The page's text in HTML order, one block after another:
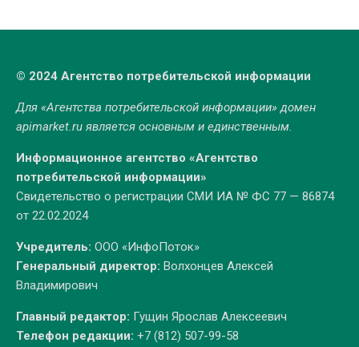
© 2024 Агентство потребительской информации
Для «Агентства потребительской информации» домен
apimarket.ruявляется основным и единственным.
Информационное агентство «Агентство
потребительской информации»
Свидетельство о регистрации СМИ ИА № ФС 77 — 86874
от 22.02.2024
Учредитель: ООО «ИнфоПоток»
Генеральный директор: Волхонцев Алексей
Владимирович
Главный редактор: Гущин Ярослав Алексеевич
Телефон редакции: +7 (812) 507-99-58